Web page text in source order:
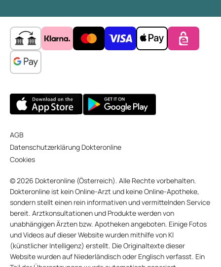
AGB
Datenschutzerklärung Dokteronline
Cookies
© 2026 Dokteronline (Österreich). Alle Rechte vorbehalten.
Dokteronline ist kein Online-Arzt und keine Online-Apotheke,
sondern stellt einen rein informativen und vermittelnden Service
bereit. Arztkonsultationen und Produkte werden von
unabhängigen Ärzten bzw. Apotheken angeboten. Einige Fotos
und Videos auf dieser Website wurden mithilfe von KI
(künstlicher Intelligenz) erstellt. Die Originaltexte dieser
Website wurden auf Niederländisch oder Englisch verfasst. Ein